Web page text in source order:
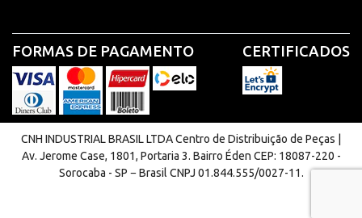
FORMAS DE PAGAMENTO CERTIFICADOS
CNH INDUSTRIAL BRASIL LTDA Centro de Distribuição de Peças |
Av. Jerome Case, 1801, Portaria 3. Bairro Éden CEP: 18087-220 -
Sorocaba - SP − Brasil CNPJ 01.844.555/0027-11.